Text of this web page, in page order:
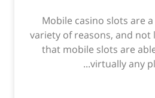
Mobile casino slots are
variety of reasons, and not
that mobile slots are
virtually any